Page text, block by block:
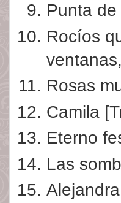
Punta
Rocíos
Rosas
Camila
Eterno
Las